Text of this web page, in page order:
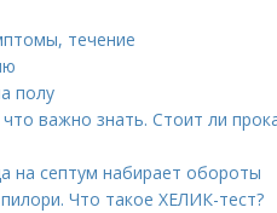
течение
полу
важно знать. Стоит ли
на септум набирает обороты
Что такое ХЕЛИК-тест?